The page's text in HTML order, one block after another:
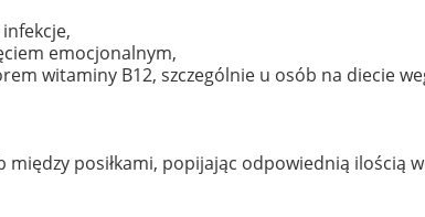
emocjonalnym,
witaminy B12, szczególnie u osób na diecie
posiłkami, popijając odpowiednią ilością